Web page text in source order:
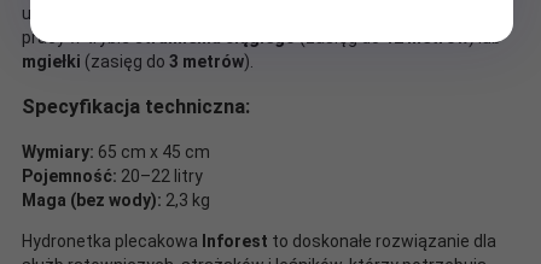
uchwytem na głównej rurze dla lepszego chwytu. Możliwość
pracy w trybie
) lub
mgiełki (zasięg do 3 metrów).
Specyfikacja techniczna:
Wymiary: 65 cm x 45 cm
Pojemność: 20–22 litry
Maga (bez wody): 2,3 kg
Hydronetka plecakowa Inforest to doskonałe rozwiązanie dla